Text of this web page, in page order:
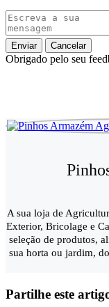
Enviar Cancelar
Obrigado pelo seu
A sua loja de
Exterior, Bricolage e
seleção de produtos,
sua horta ou jardim,
Partilhe este